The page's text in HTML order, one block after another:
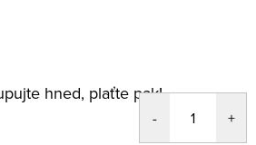
hned, plaťte pak!